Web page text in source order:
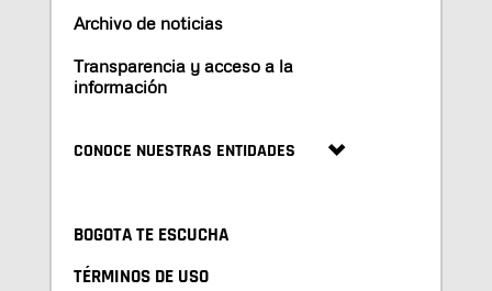
Archivo de noticias
Transparencia y acceso a la
información
CONOCE NUESTRAS ENTIDADES
BOGOTA TE ESCUCHA
TÉRMINOS DE USO